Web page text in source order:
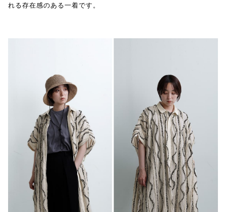
れる存在感のある一着です。